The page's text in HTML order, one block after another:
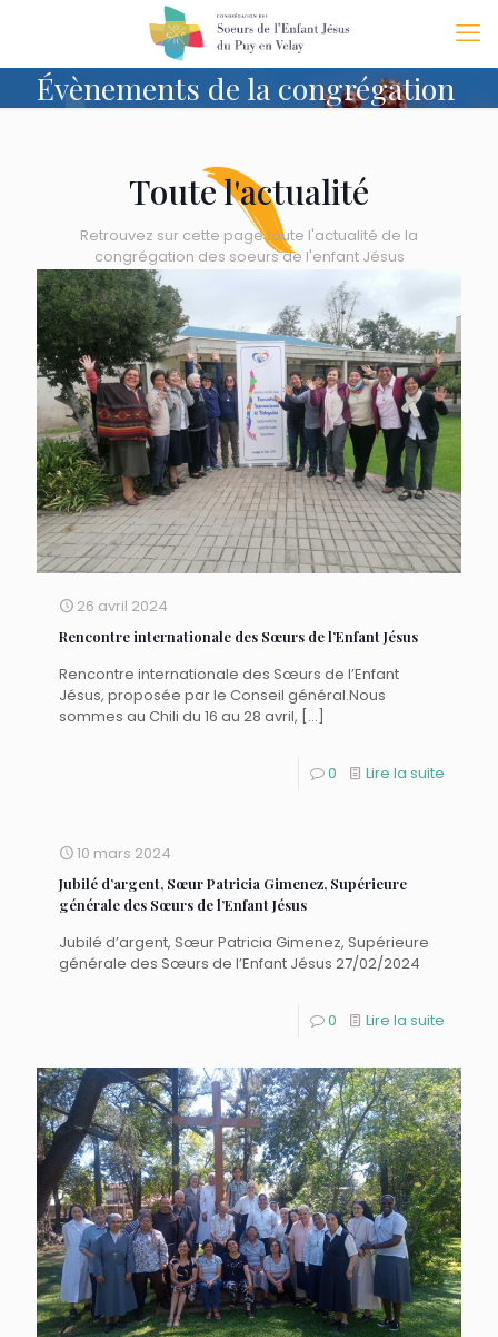
Évènements de la congrégation
Toute l'actualité
Retrouvez sur cette page toute l'actualité de la
congrégation des soeurs de l'enfant Jésus
26 avril 2024
Rencontre internationale des Sœurs de l’Enfant Jésus
Rencontre internationale des Sœurs de l’Enfant
Jésus, proposée par le Conseil général.Nous
sommes au Chili du 16 au 28 avril, […]
0 Lire la suite
10 mars 2024
Jubilé d’argent, Sœur Patricia Gimenez, Supérieure
générale des Sœurs de l’Enfant Jésus
Jubilé d’argent, Sœur Patricia Gimenez, Supérieure
générale des Sœurs de l’Enfant Jésus 27/02/2024
0 Lire la suite